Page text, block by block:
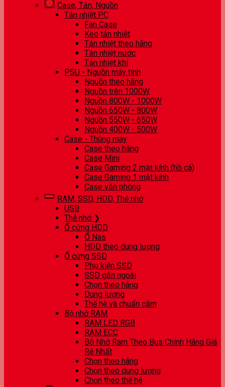
Case, Tản, Nguồn
Tản nhiệt PC
Fan Case
Keo tản nhiệt
Tản nhiệt theo hãng
Tản nhiệt nước
Tản nhiệt khí
PSU - Nguồn máy tính
Nguồn theo hãng
Nguồn trên 1000W
Nguồn 800W - 1000W
Nguồn 650W - 800W
Nguồn 550W - 650W
Nguồn 400W - 500W
Case - Thùng máy
Case theo hãng
Case Mini
Case Gaming 2 mặt kính (hồ cá)
Case Gaming 1 mặt kính
Case văn phòng
RAM, SSD, HDD, Thẻ nhớ
USB
Thẻ nhớ ❯
Ổ cứng HDD
Ổ Nas
HDD theo dung lượng
Ổ cứng SSD
Phụ kiện SSD
SSD gắn ngoài
Chọn theo hãng
Dung lượng
Thế hệ và chuẩn cắm
Bộ nhớ RAM
RAM LED RGB
RAM ECC
Bộ Nhớ Ram Theo Bus Chính Hãng Giá
Rẻ Nhất
Chọn theo hãng
Chọn theo dung lượng
Chọn theo thế hệ